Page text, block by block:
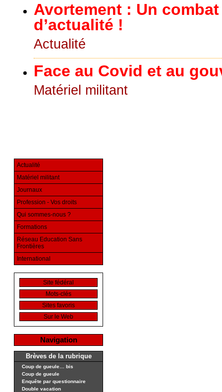
Avortement : Un
d’actualité !
Actualité
Face au Covid et au
Matériel militant
Actualité
Matériel militant
Journaux
Profession - Vos droits
Qui sommes-nous ?
Formations
Réseau Education Sans
Frontières
International
Site fédéral
Mots-clés
Sites favoris
Sur le Web
Navigation
Brèves de la rubrique
Coup de gueule… bis
Coup de gueule
Enquête par questionnaire
Double vacation